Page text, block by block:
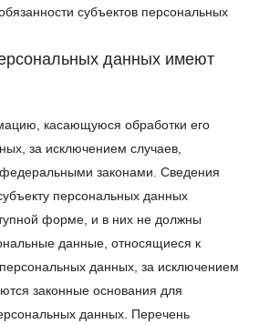
субъектов персональных
данных имеют
касающуюся обработки его
за исключением случаев,
законами. Сведения
персональных данных
форме, и в них не должны
данные, относящиеся к
данных, за исключением
законные основания для
данных. Перечень